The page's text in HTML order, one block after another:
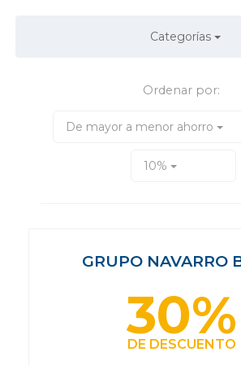
Categorías
Ordenar por:
De mayor a menor ahorro
10%
GRUPO NAVARRO
30%
DE DESCUENTO